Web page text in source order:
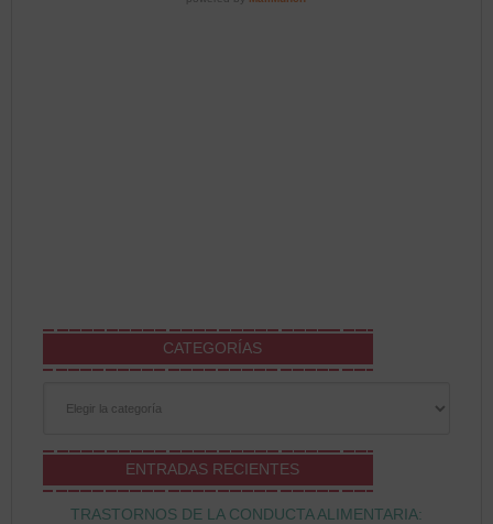
CATEGORÍAS
ENTRADAS RECIENTES
TRASTORNOS DE LA CONDUCTA ALIMENTARIA: